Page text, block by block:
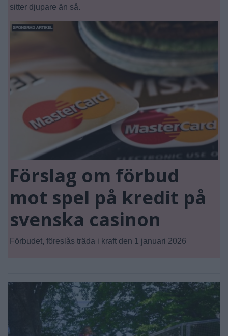
sitter djupare än så.
Förslag om förbud
mot spel på kredit på
svenska casinon
Förbudet, föreslås träda i kraft den 1 januari 2026